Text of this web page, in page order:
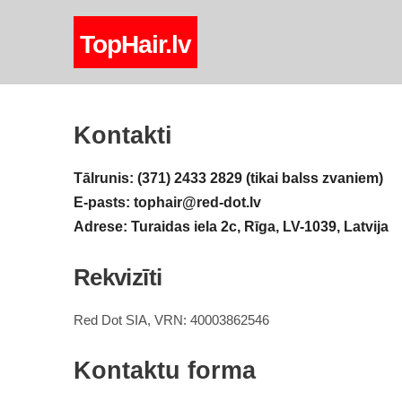
TopHair.lv
Kontakti
Tālrunis: (371) 2433 2829 (tikai balss zvaniem)
E-pasts: tophair@red-dot.lv
Adrese: Turaidas iela 2c, Rīga, LV-1039, Latvija
Rekvizīti
Red Dot SIA, VRN: 40003862546
Kontaktu forma